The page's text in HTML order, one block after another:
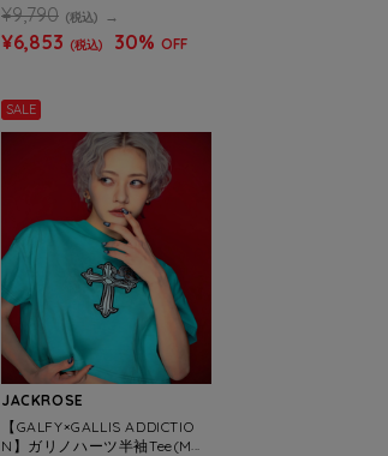
¥9,790 (税込)
¥6,853 (税込) 30% OFF
SALE
JACKROSE
【GALFY×GALLIS ADDICTIO
N】ガリノハーツ半袖Tee(ME